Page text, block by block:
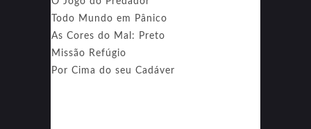
Todo Mundo em Pânico
As Cores do Mal: Preto
Missão Refúgio
Por Cima do seu Cadáver